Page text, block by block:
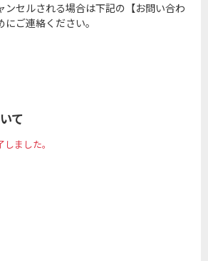
ンセルされる場合は下記の【お問い合わ
ご連絡ください。
て
ました。